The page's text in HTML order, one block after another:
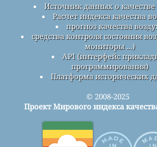
Источник данных о качестве
Расчет индекса качества
прогноз качества
средства контроля состояния
мониторы ...)
API (интерфейс
программирования)
Платформа исторических
© 2008-2025
Проект Мирового индекса